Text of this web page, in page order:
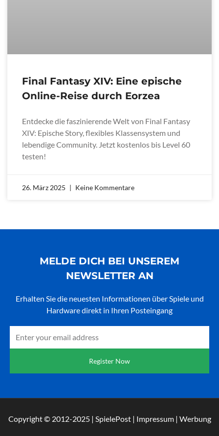
Final Fantasy XIV: Eine epische
Online-Reise durch Eorzea
Entdecke die faszinierende Welt von Final Fantasy
XIV: Epische Story, flexibles Klassensystem und
lebendige Community. Jetzt kostenlos bis Level 60
testen!
26. März 2025 Keine Kommentare
MELDE DICH BEI UNSEREM
NEWSLETTER AN
Erhalten Sie die neuesten Informationen über Spiele und
Hardware direkt in Ihren Posteingang
Register Now
Copyright © 2012-2025 | SpielePost | Impressum | Werbung